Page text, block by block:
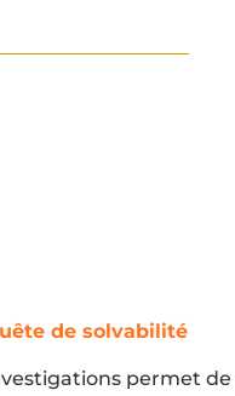
de solvabilité
permet de